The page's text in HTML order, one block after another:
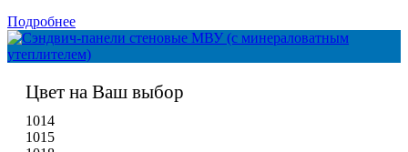
Подробнее
Цвет на Ваш выбор
1014
1015